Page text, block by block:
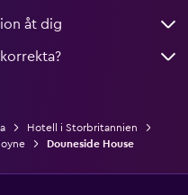
åt dig
Hotell i Storbritannien
Douneside House